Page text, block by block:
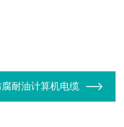
耐油计算机电缆